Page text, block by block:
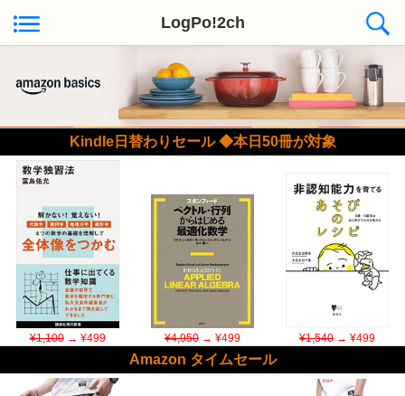
LogPo!2ch
Kindle日替わりセール ◆本日50冊が対象
¥1,100→ ¥499 ¥4,950→ ¥499 ¥1,540→ ¥499
Amazon タイムセール